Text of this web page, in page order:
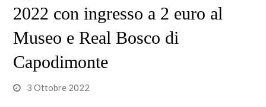
2022 con ingresso a 2 euro al
Museo e Real Bosco di
Capodimonte
3 Ottobre 2022